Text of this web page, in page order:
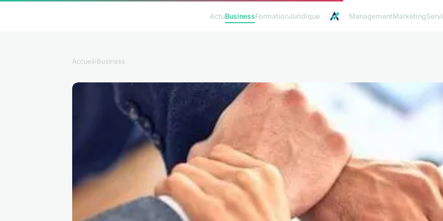
ActuBusinessFormationJuridique ManagementMarketing
Accueil›Business